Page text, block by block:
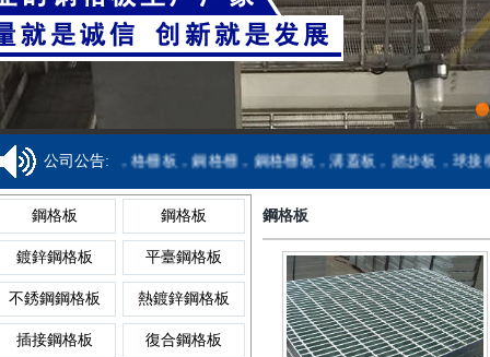
網格柵
鋼格板廠家
鋼格板安裝夾
重型格
聚酯格
復合格
齒形鋼格柵板
熱鍍鋅鋼格柵板
不銹鋼格柵板
異型溝蓋板
鋼格柵溝蓋板
網格溝蓋板
樹池溝蓋板
網格踏步板
鍍鋅踏步板
樓梯踏步板
球形柱
球型柱
球接
1
公司公告:
業生產鋼格板，格柵板，鋼格柵，鋼格柵板，溝蓋板，踏步板，球接欄
鋼格板 鋼格板
鍍鋅鋼格板 平臺鋼格板
不銹鋼鋼格板 熱鍍鋅鋼格板
插接鋼格板 復合鋼格板
鋼格板